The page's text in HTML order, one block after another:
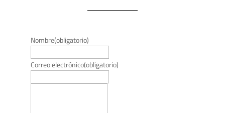
Nombre(obligatorio)
Correo electrónico(obligatorio)